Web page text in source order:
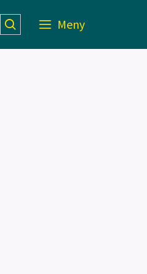
Meny